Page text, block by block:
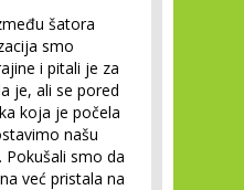
šatora
smo
i pitali je za
je, ali se pored
koja je počela
našu
Pokušali smo da
već pristala na